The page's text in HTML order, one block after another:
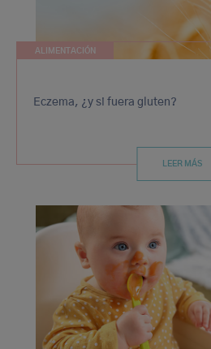
ALIMENTACIÓN
Eczema, ¿y si fuera gluten?
LEER MÁS